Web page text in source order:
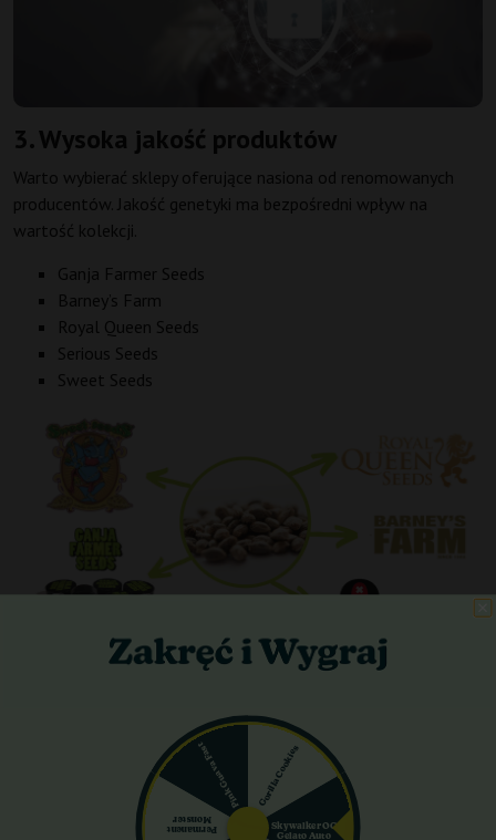
3. Wysoka jakość produktów
Warto wybierać sklepy oferujące nasiona od renomowanych
producentów. Jakość genetyki ma bezpośredni wpływ na
wartość kolekcji.
Ganja Farmer Seeds
Barney’s Farm
Royal Queen Seeds
Serious Seeds
Sweet Seeds
4. Szybka realizacja zamówienia
Sprawna obsługa i szybka wysyłka to kluczowe elementy
dobrego sklepu. Warto wybierać sprzedawców oferujących
realizację zamówienia w ciągu 24 godzin.
Gorilla Cookies
Skywalker OG
Gelato Auto
Permanent
Monster
Pink Guava Fast